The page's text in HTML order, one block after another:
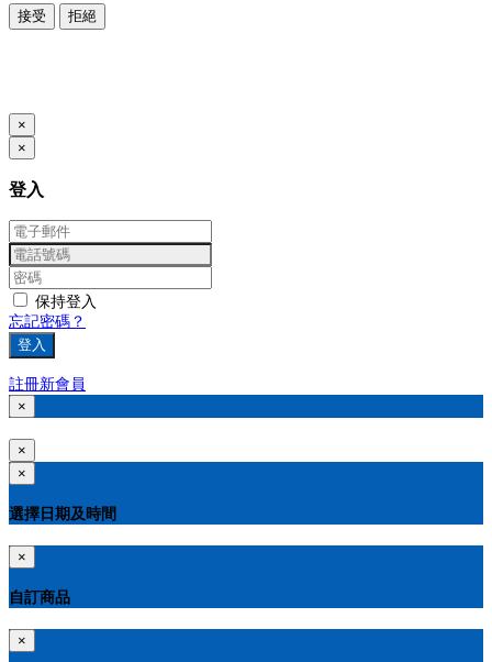
接受 拒絕
×
×
登入
保持登入
忘記密碼？
登入
註冊新會員
×
×
×
選擇日期及時間
×
自訂商品
×